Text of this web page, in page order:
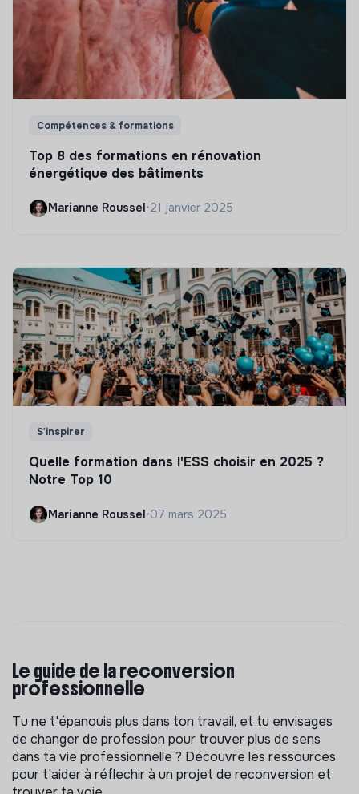
Compétences & formations
Top 8 des formations en rénovation
énergétique des bâtiments
Marianne Roussel•21 janvier 2025
S'inspirer
Quelle formation dans l'ESS choisir en 2025 ?
Notre Top 10
Marianne Roussel•07 mars 2025
Le guide de la reconversion
professionnelle
Tu ne t'épanouis plus dans ton travail, et tu envisages
de changer de profession pour trouver plus de sens
dans ta vie professionnelle ? Découvre les ressources
pour t'aider à réflechir à un projet de reconversion et